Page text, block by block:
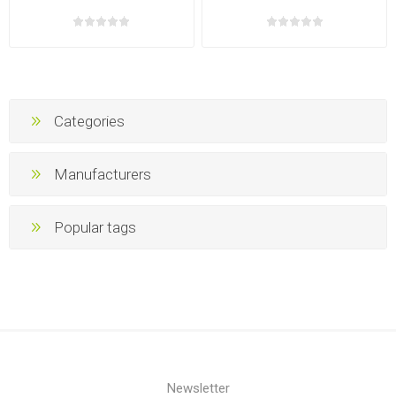
Categories
Manufacturers
Popular tags
Newsletter